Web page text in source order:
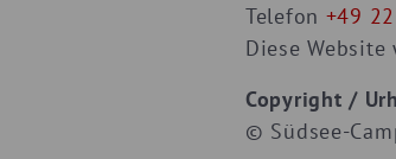
Telefon +49
Diese
Copyright /
© Südsee-